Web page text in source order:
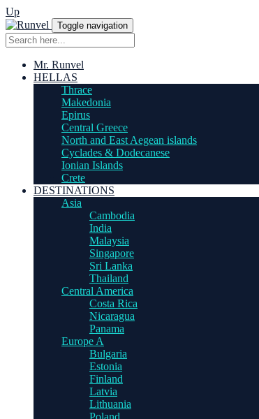
Up
Toggle navigation
Mr. Runvel
HELLAS
Thrace
Makedonia
Epirus
Central Greece
North and East Aegean islands
Cyclades & Dodecanese
Ionian Islands
Crete
DESTINATIONS
Asia
Cambodia
India
Malaysia
Singapore
Sri Lanka
Thailand
Central America
Costa Rica
Nicaragua
Panama
Europe A
Bulgaria
Estonia
Finland
Latvia
Lithuania
Poland